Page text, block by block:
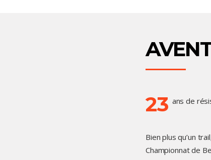
23 ans de
Bien plus qu’un
Championnat de